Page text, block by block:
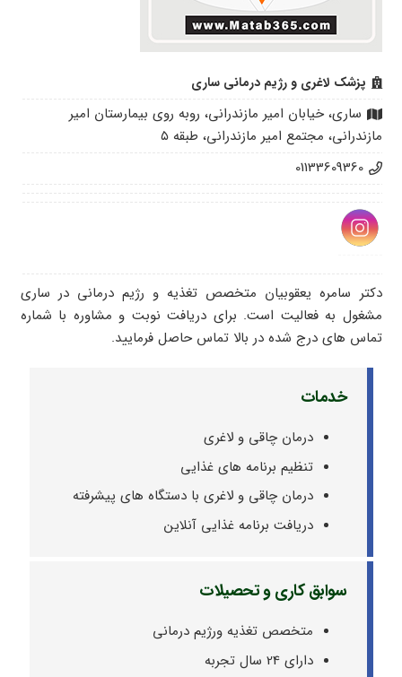
پزشک لاغری و رژیم درمانی ساری
ساری، خیابان امیر مازندرانی، روبه روی بیمارستان امیر
مازندرانی، مجتمع امیر مازندرانی، طبقه ۵
01133609360
دکتر سامره یعقوبیان متخصص تغذیه و رژیم درمانی در ساری
مشغول به فعالیت است. برای دریافت نوبت و مشاوره با شماره
تماس های درج شده در بالا تماس حاصل فرمایید.
خدمات
درمان چاقی و لاغری
تنظیم برنامه های غذایی
درمان چاقی و لاغری با دستگاه های پیشرفته
دریافت برنامه غذایی آنلاین
سوابق کاری و تحصیلات
متخصص تغذیه ورژیم درمانی
دارای 24 سال تجربه